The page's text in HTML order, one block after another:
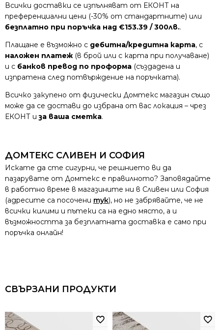
Всички доставки се изпълняват от ЕКОНТ на
преференциални цени (-30% от стандартните) или
безплатно при поръчка над €153.39 / 300лв..
Плащане е възможно с дебитна/кредитна карта, с
наложен платеж (в брой или с карта при получаване)
и с банков превод по проформа (създадена и
изпратена след потвърждение на поръчката).
Всичко закупено от физически Домтекс магазин също
може да се достави до избрана от вас локация – чрез
ЕКОНТ иза ваша сметка.
ДОМТЕКС СЛИВЕН И СОФИЯ
Искате да сте сигурни, че решнието ви да
пазарувате от Домтекс е правилното? Заповядайте
в работно време в магазините ни в Сливен или София
(адресите са посочени тук), но не забрявайте, че не
всички килими и пътеки са на едно място, а и
възможността за безплатната доставка е само при
поръчка онлайн!
СВЪРЗАНИ ПРОДУКТИ